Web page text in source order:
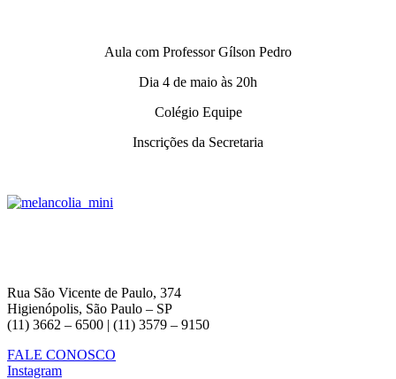
Aula com Professor Gílson Pedro
Dia 4 de maio às 20h
Colégio Equipe
Inscrições da Secretaria
Rua São Vicente de Paulo, 374
Higienópolis, São Paulo – SP
(11) 3662 – 6500 | (11) 3579 – 9150
FALE CONOSCO
Instagram